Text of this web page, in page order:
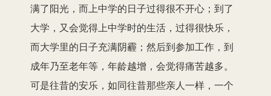
满了阳光，而上中学的日子过得很不开心；到了
大学，又会觉得上中学时的生活，过得很快乐，
而大学里的日子充满阴霾；然后到参加工作，到
成年乃至老年等，年龄越增，会觉得痛苦越多。
可是往昔的安乐，如同往昔那些亲人一样，一个